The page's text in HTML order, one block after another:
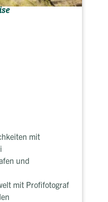
mit
und
mit Profifotograf